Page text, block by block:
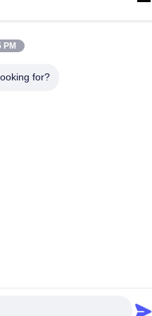
215127, China
PM
for?